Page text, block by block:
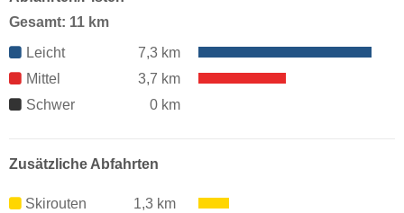
Gesamt: 11 km
Leicht
7,3 km
Mittel
3,7 km
Schwer
0 km
Zusätzliche Abfahrten
Skirouten
1,3 km